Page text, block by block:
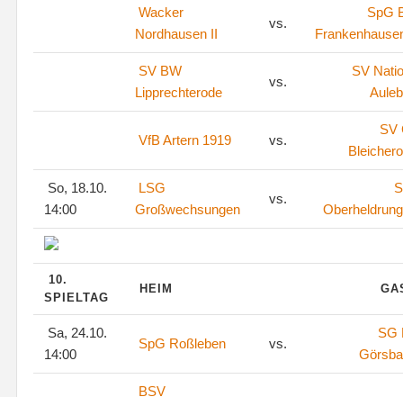
Wacker
Nordhausen II
vs.
SpG
SV BW
Lipprechterode
vs.
SV
VfB Artern 1919 vs.
SV
So, 18.10.
14:00
LSG
Großwechsungen
vs.
10.
SPIELTAG
HEIM
Sa, 24.10.
14:00
SpG Roßleben vs.
SG
BSV